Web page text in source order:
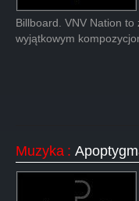
Billboard. VNV Nation to
wyjątkowym
Muzyka :